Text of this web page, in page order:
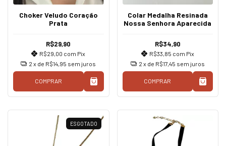
Choker Veludo Coração
Prata
R$29,90
R$29,00 com Pix
2 x de R$14,95 sem juros
COMPRAR
Colar Medalha Resinada
Nossa Senhora Aparecida
R$34,90
R$33,85 com Pix
2 x de R$17,45 sem juros
COMPRAR
ESGOTADO